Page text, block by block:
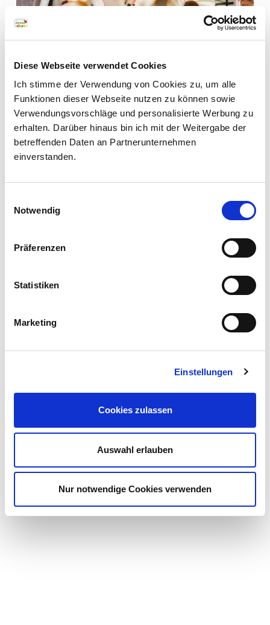
Diese Webseite verwendet Cookies
Ich stimme der Verwendung von Cookies zu, um alle
Funktionen dieser Webseite nutzen zu können sowie
Verwendungsvorschläge und personalisierte Werbung zu
erhalten. Darüber hinaus bin ich mit der Weitergabe der
betreffenden Daten an Partnerunternehmen
einverstanden.
Notwendig
Präferenzen
Statistiken
Marketing
Einstellungen
Cookies zulassen
Auswahl erlauben
Nur notwendige Cookies verwenden
Newsletter
Südtirols Bauern und
Herstellern über die
Schulter blicken und sich
von kreativen
Rezeptideen mit Apfel,
Speck und Milch
Newsletter macht’s
Nachname
*= Pflichtfelder